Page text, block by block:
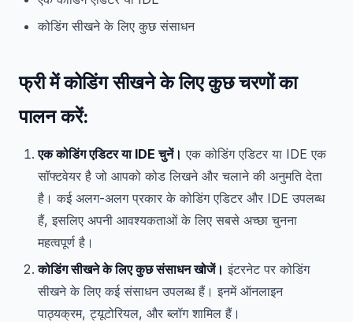
कोडिंग सीखने के लिए कुछ संसाधन
फ्री में कोडिंग सीखने के लिए कुछ चरणों का
पालन करें:
एक कोडिंग एडिटर या IDE चुनें। एक कोडिंग एडिटर या IDE एक
सॉफ्टवेयर है जो आपको कोड लिखने और चलाने की अनुमति देता
है। कई अलग-अलग प्रकार के कोडिंग एडिटर और IDE उपलब्ध
हैं, इसलिए अपनी आवश्यकताओं के लिए सबसे अच्छा चुनना
महत्वपूर्ण है।
कोडिंग सीखने के लिए कुछ संसाधन खोजें। इंटरनेट पर कोडिंग
सीखने के लिए कई संसाधन उपलब्ध हैं। इनमें ऑनलाइन
पाठ्यक्रम, ट्यूटोरियल, और ब्लॉग शामिल हैं।